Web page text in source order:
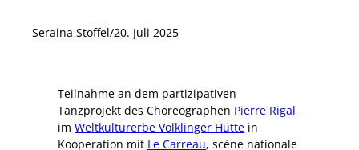
Seraina Stoffel/20. Juli 2025
Teilnahme an dem partizipativen
Tanzprojekt des Choreographen Pierre Rigal
im Weltkulturerbe Völklinger Hütte in
Kooperation mit Le Carreau, scène nationale